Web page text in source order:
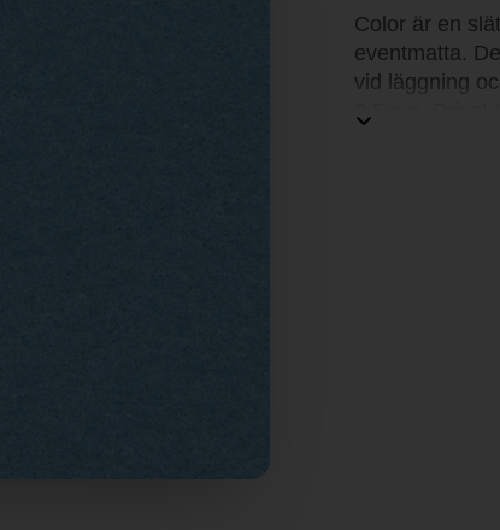
Color är en
eventmatta.
vid läggning
2,5mm. Priset